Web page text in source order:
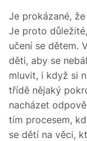
Je prokázané,
Je proto
učení se dětem.
děti, aby se
mluvit, i když si
třídě nějaký
nacházet
tím procesem,
se dětí na věci,